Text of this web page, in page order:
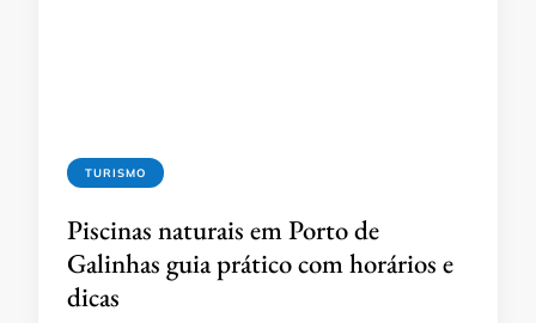
TURISMO
Piscinas naturais em Porto de
Galinhas guia prático com horários e
dicas